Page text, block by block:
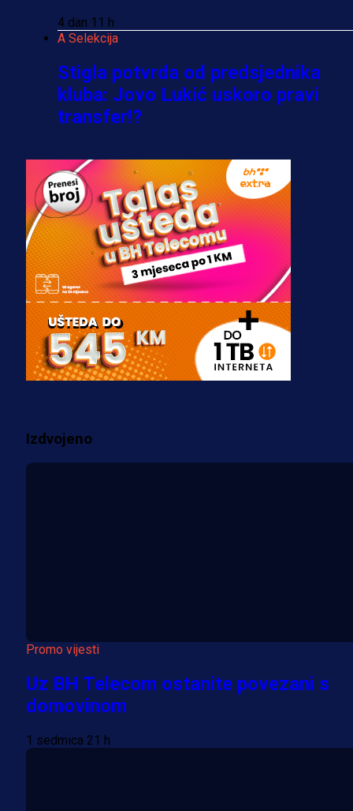
4 dan 11 h
A Selekcija
Stigla potvrda od predsjednika
kluba: Jovo Lukić uskoro pravi
transfer!?
A Selekcija
Zmajevi dobili veliko pojačanje:
Fudbaler Olympiacosa želi obući
dres BiH!
3 sedmica 4 dan
Premijer liga BiH
Misimović priveden: SIPA ga tereti
za pranje novca, pretresaju
prostorije FK Borac!
Više vijesti
Izdvojeno
Promo vijesti
Uz BH Telecom ostanite povezani s
domovinom
1 sedmica 21 h